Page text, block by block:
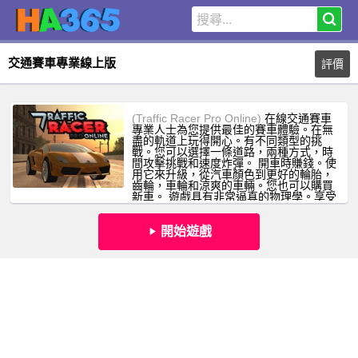
交通賽車專業線上版 評價
(Traffic Racer Pro Online) 在線交通賽車
專業人士為您提供最佳的賽車體驗。在無
盡的軌道上玩得開心。有不同類型的挑
戰。您可以選擇一條道路，兩種方式，時
間攻擊挑戰和速度炸彈。 開車時賺錢。使
用它來升級，從汽車顏色到更好的輪胎，
齒輪，車輪和涼爽的車輛。您也可以購買
新車。 遊戲具有非常逼真的物理學。享受
追逐的快感。
開始遊戲